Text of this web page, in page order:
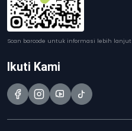
Scan barcode untuk informasi lebih lanjut
Ikuti Kami